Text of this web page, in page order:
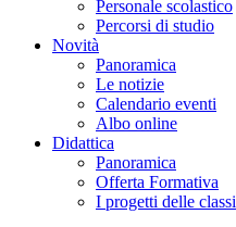
Personale scolastico
Percorsi di studio
Novità
Panoramica
Le notizie
Calendario eventi
Albo online
Didattica
Panoramica
Offerta Formativa
I progetti delle classi